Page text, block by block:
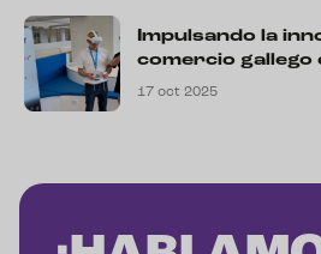
Impulsando la
comercio gallego
17 oct 2025